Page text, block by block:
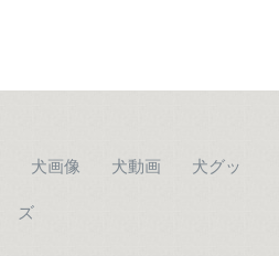
犬画像 犬動画 犬グッ
ズ